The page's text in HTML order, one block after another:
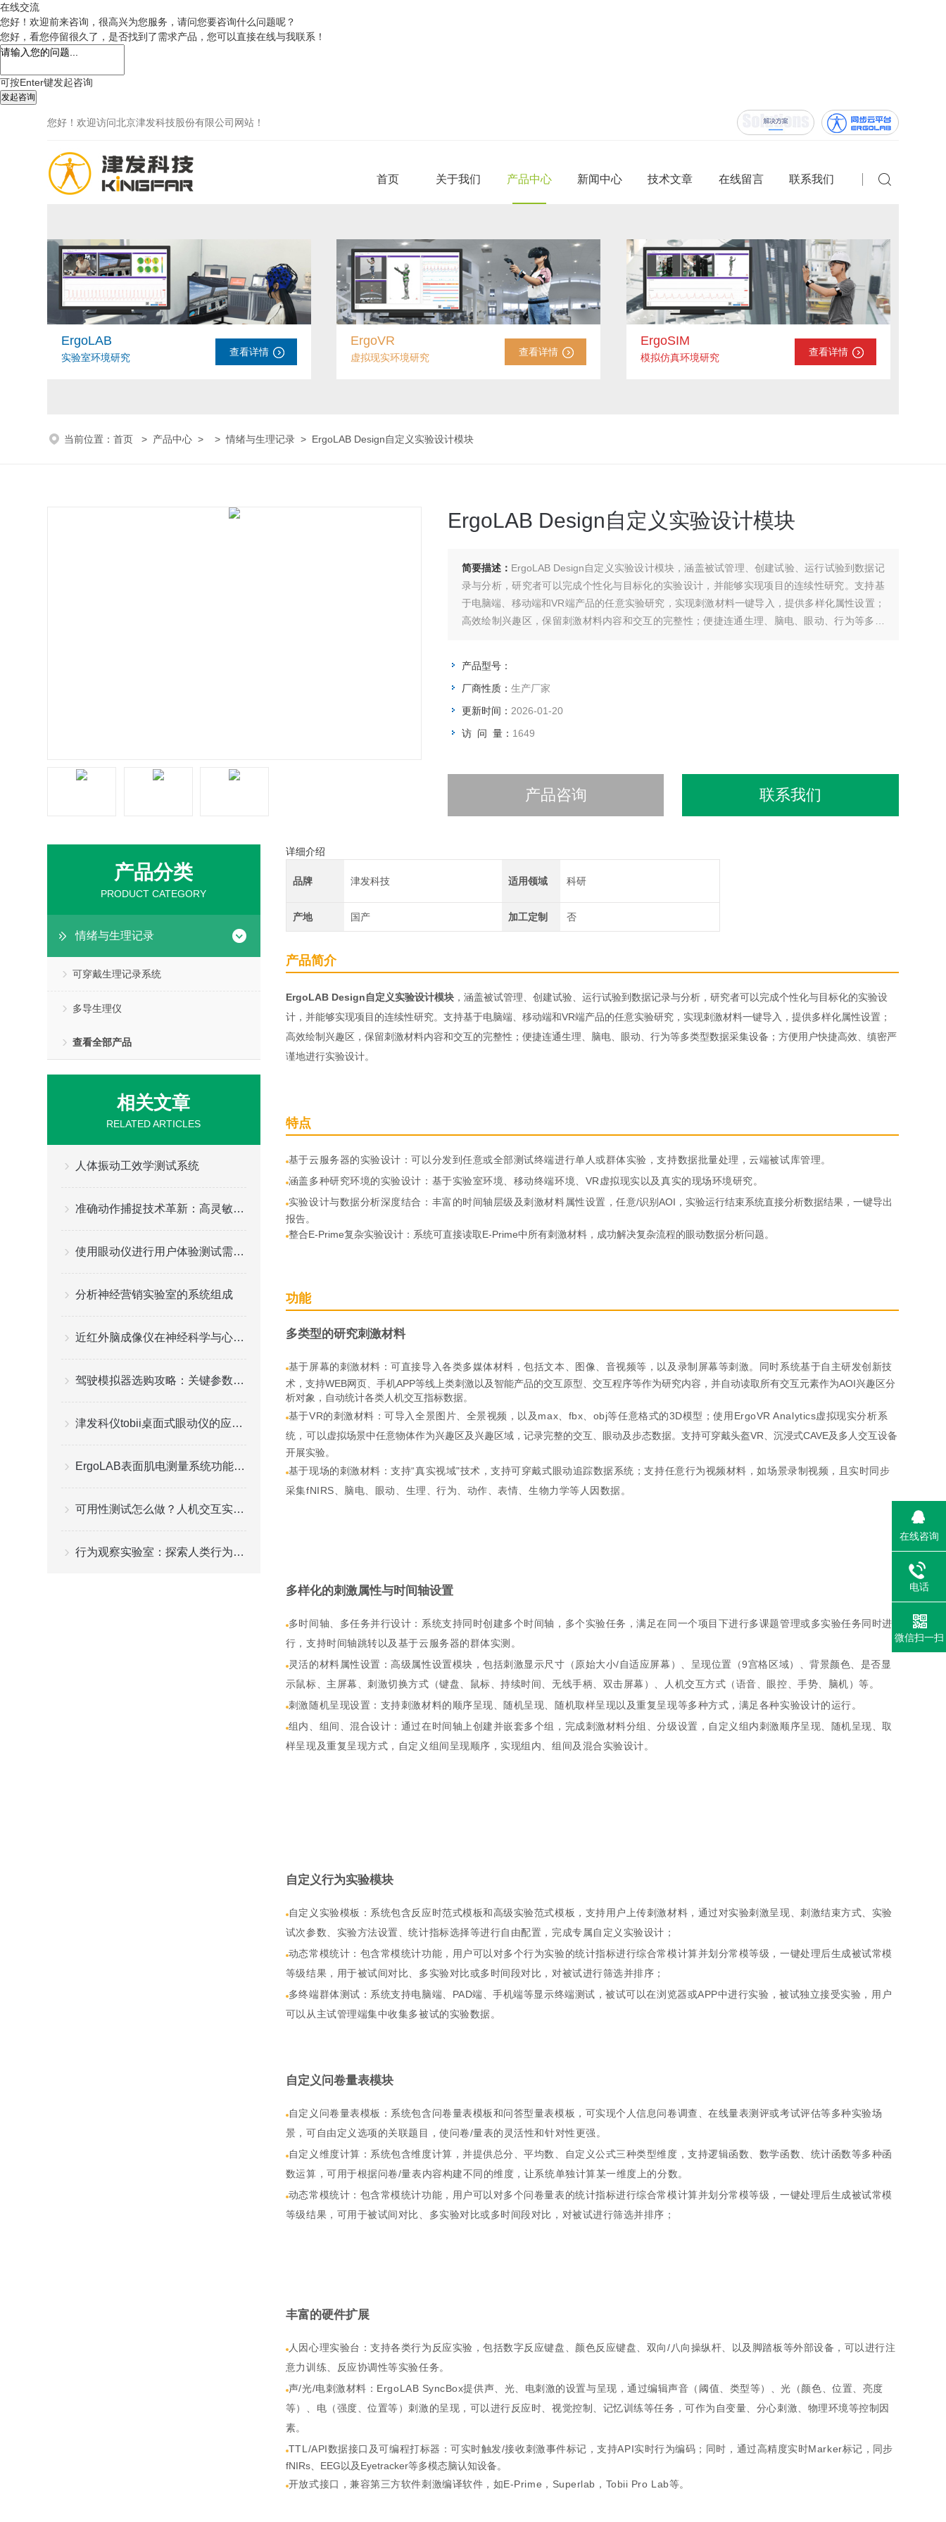
在线交流
您好！欢迎前来咨询，很高兴为您服务，请问您要咨询什么问题呢？
您好，看您停留很久了，是否找到了需求产品，您可以直接在线与我联系！
可按Enter键发起咨询
发起咨询
您好！欢迎访问北京津发科技股份有限公司网站！
首页 关于我们 产品中心 新闻中心 技术文章 在线留言 联系我们
ErgoLAB
实验室环境研究 查看详情
ErgoVR
虚拟现实环境研究 查看详情
ErgoSIM
模拟仿真环境研究 查看详情
当前位置：首页 > 产品中心 > >情绪与生理记录 > ErgoLAB Design自定义实验设计模块
ErgoLAB Design自定义实验设计模块
简要描述： ErgoLAB Design自定义实验设计模块，涵盖被试管理、创建试验、运行试验到数据记
录与分析，研究者可以完成个性化与目标化的实验设计，并能够实现项目的连续性研究。支持基
于电脑端、移动端和VR端产品的任意实验研究，实现刺激材料一键导入，提供多样化属性设置；
高效绘制兴趣区，保留刺激材料内容和交互的完整性；便捷连通生理、脑电、眼动、行为等多类
产品型号：
厂商性质： 生产厂家
更新时间： 2026-01-20
访 问 量： 1649
产品咨询 联系我们
产品分类
PRODUCT CATEGORY
情绪与生理记录
可穿戴生理记录系统
多导生理仪
查看全部产品
相关文章
RELATED ARTICLES
人体振动工效学测试系统
准确动作捕捉技术革新：高灵敏度动作捕捉设备，赋能影视游戏创作新高度
使用眼动仪进行用户体验测试需要注意什么？
分析神经营销实验室的系统组成
近红外脑成像仪在神经科学与心理学中的应用
驾驶模拟器选购攻略：关键参数（仿真度、场景数量）+ 适配场景
津发科仪tobii桌面式眼动仪的应用领域
ErgoLAB表面肌电测量系统功能特点
可用性测试怎么做？人机交互实验室的标准操作流程
行为观察实验室：探索人类行为的奥秘之地
详细介绍
品牌 津发科技 适用领域 科研
产地 国产 加工定制 否
产品简介
ErgoLAB Design自定义实验设计模块，涵盖被试管理、创建试验、运行试验到数据记录与分析，研究者可以完成个性化与目标化的实验设
计，并能够实现项目的连续性研究。支持基于电脑端、移动端和VR端产品的任意实验研究，实现刺激材料一键导入，提供多样化属性设置；
高效绘制兴趣区，保留刺激材料内容和交互的完整性；便捷连通生理、脑电、眼动、行为等多类型数据采集设备；方便用户快捷高效、缜密严
谨地进行实验设计。
特点
基于云服务器的实验设计：可以分发到任意或全部测试终端进行单人或群体实验，支持数据批量处理，云端被试库管理。
涵盖多种研究环境的实验设计：基于实验室环境、移动终端环境、VR虚拟现实以及真实的现场环境研究。
实验设计与数据分析深度结合：丰富的时间轴层级及刺激材料属性设置，任意/识别AOI，实验运行结束系统直接分析数据结果，一键导出
报告。
整合E-Prime复杂实验设计：系统可直接读取E-Prime中所有刺激材料，成功解决复杂流程的眼动数据分析问题。
功能
多类型的研究刺激材料
基于屏幕的刺激材料：可直接导入各类多媒体材料，包括文本、图像、音视频等，以及录制屏幕等刺激。同时系统基于自主研发创新技
术，支持WEB网页、手机APP等线上类刺激以及智能产品的交互原型、交互程序等作为研究内容，并自动读取所有交互元素作为AOI兴趣区分
析对象，自动统计各类人机交互指标数据。
基于VR的刺激材料：可导入全景图片、全景视频，以及max、fbx、obj等任意格式的3D模型；使用ErgoVR Analytics虚拟现实分析系
统，可以 虚拟场景中任意物体作为兴趣区及兴趣区域，记录完整的交互、眼动及步态数据。支持可穿戴头盔VR、沉浸式CAVE及多人交互设备
开展实验。
基于现场的刺激材料：支持“真实视域"技术，支持可穿戴式眼动追踪数据系统；支持任意行为视频材料，如场景录制视频，且实时同步
采集fNIRS、脑电、眼动、生理、行为、动作、表情、生物力学等人因数据。
多样化的刺激属性与时间轴设置
多时间轴、多任务并行设计：系统支持同时创建多个时间轴，多个实验任务，满足在同一个项目下进行多课题管理或多实验任务同时进
行，支持时间轴跳转以及基于云服务器的群体实测。
灵活的材料属性设置：高级属性设置模块，包括刺激显示尺寸（原始大小/自适应屏幕）、呈现位置（9宫格区域）、背景颜色、是否显
示鼠标、主屏幕、刺激切换方式（键盘、鼠标、持续时间、无线手柄、双击屏幕）、人机交互方式（语音、眼控、手势、脑机）等。
刺激随机呈现设置：支持刺激材料的顺序呈现、随机呈现、随机取样呈现以及重复呈现等多种方式，满足各种实验设计的运行。
组内、组间、混合设计：通过在时间轴上创建并嵌套多个组，完成刺激材料分组、分级设置，自定义组内刺激顺序呈现、随机呈现、取
样呈现及重复呈现方式，自定义组间呈现顺序，实现组内、组间及混合实验设计。
自定义行为实验模块
自定义实验模板：系统包含反应时范式模板和高级实验范式模板，支持用户上传刺激材料，通过对实验刺激呈现、刺激结束方式、实验
试次参数、实验方法设置、统计指标选择等进行自由配置，完成专属自定义实验设计；
动态常模统计：包含常模统计功能，用户可以对多个行为实验的统计指标进行综合常模计算并划分常模等级，一键处理后生成被试常模
等级结果，用于被试间对比、多实验对比或多时间段对比，对被试进行筛选并排序；
多终端群体测试：系统支持电脑端、PAD端、手机端等显示终端测试，被试可以在浏览器或APP中进行实验，被试独立接受实验，用户
可以从主试管理端集中收集多被试的实验数据。
自定义问卷量表模块
自定义问卷量表模板：系统包含问卷量表模板和问答型量表模板，可实现个人信息问卷调查、在线量表测评或考试评估等多种实验场
景，可自由定义选项的关联题目，使问卷/量表的灵活性和针对性更强。
自定义维度计算：系统包含维度计算，并提供总分、平均数、自定义公式三种类型维度，支持逻辑函数、数学函数、统计函数等多种函
数运算，可用于根据问卷/量表内容构建不同的维度，让系统单独计算某一维度上的分数。
动态常模统计：包含常模统计功能，用户可以对多个问卷量表的统计指标进行综合常模计算并划分常模等级，一键处理后生成被试常模
等级结果，可用于被试间对比、多实验对比或多时间段对比，对被试进行筛选并排序；
丰富的硬件扩展
人因心理实验台：支持各类行为反应实验，包括数字反应键盘、颜色反应键盘、双向/八向操纵杆、以及脚踏板等外部设备，可以进行注
意力训练、反应协调性等实验任务。
声/光/电刺激材料：ErgoLAB SyncBox提供声、光、电刺激的设置与呈现，通过编辑声音（阈值、类型等）、光（颜色、位置、亮度
等）、电（强度、位置等）刺激的呈现，可以进行反应时、视觉控制、记忆训练等任务，可作为自变量、分心刺激、物理环境等控制因
素。
TTL/API数据接口及可编程打标器：可实时触发/接收刺激事件标记，支持API实时行为编码；同时，通过高精度实时Marker标记， 同步
fNIRs、EEG以及Eyetracker等多模态脑认知设备。
开放式接口，兼容第三方软件刺激编译软件，如E-Prime，Superlab，Tobii Pro Lab等。
在线咨询
电话
微信扫一扫